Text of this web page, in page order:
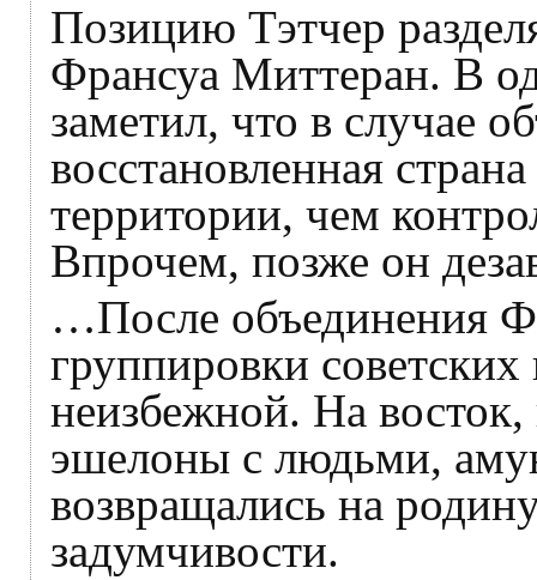
Позицию Тэтчер
Франсуа Миттеран. В
заметил, что в случае
восстановленная
территории, чем
Впрочем, позже он
…После объединения
группировки
неизбежной. На восток,
эшелоны с людьми,
возвращались на
задумчивости.